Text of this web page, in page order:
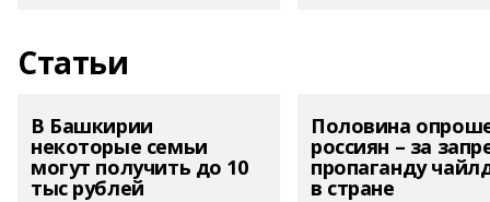
Статьи
В Башкирии
некоторые семьи
могут получить до 10
тыс рублей
Половина
россиян – за
пропаганду
в стране